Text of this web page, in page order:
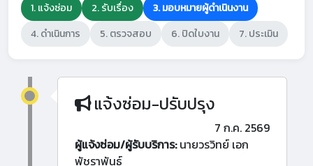
1. แจ้งซ่อม 2. รับเรื่อง
3. มอบหมายผู้ดำเนินงาน
4. ดำเนินการ
5. ตรวจสอบ 6. ปิดใบงาน 7. ประเมิน
แจ้งซ่อม-ปรับปรุง
7 ก.ค. 2569
ผู้แจ้งซ่อม/ผู้รับบริการ:นายวรวิทย์ เอก
พัชราพันธ์